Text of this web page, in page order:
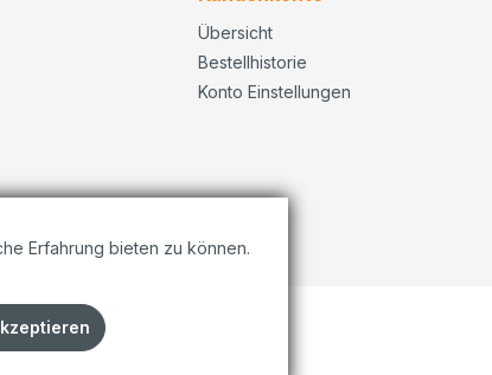
Übersicht
Bestellhistorie
Konto Einstellungen
Erfahrung bieten zu können.